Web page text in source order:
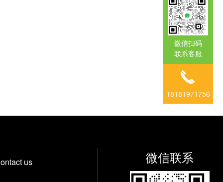
us 微信联系
微信扫码
联系客服
18181971756